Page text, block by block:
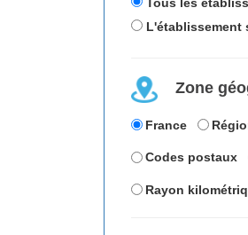
L'établissement
Zone
France
Codes postaux
Rayon